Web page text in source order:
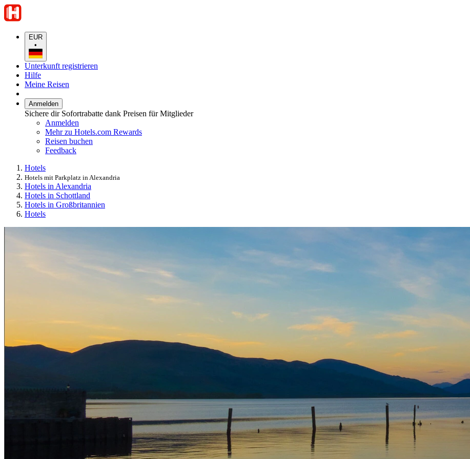
EUR
•
Unterkunft registrieren
Hilfe
Meine Reisen
Anmelden
Sichere dir Sofortrabatte dank Preisen für Mitglieder
Anmelden
Mehr zu Hotels.com Rewards
Reisen buchen
Feedback
Hotels
Hotels mit Parkplatz in Alexandria
Hotels in Alexandria
Hotels in Schottland
Hotels in Großbritannien
Hotels